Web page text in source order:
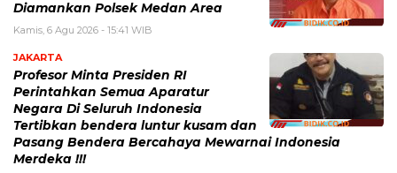
Diamankan Polsek Medan Area
Kamis, 6 Agu 2026 - 15:41 WIB
JAKARTA
Profesor Minta Presiden RI
Perintahkan Semua Aparatur
Negara Di Seluruh Indonesia
Tertibkan bendera luntur kusam dan
Pasang Bendera Bercahaya Mewarnai Indonesia
Merdeka !!!